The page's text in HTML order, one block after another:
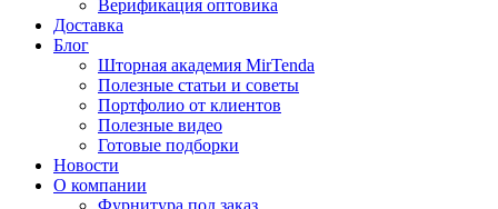
Верификация оптовика
Доставка
Блог
Шторная академия MirTenda
Полезные статьи и советы
Портфолио от клиентов
Полезные видео
Готовые подборки
Новости
О компании
Фурнитура под заказ